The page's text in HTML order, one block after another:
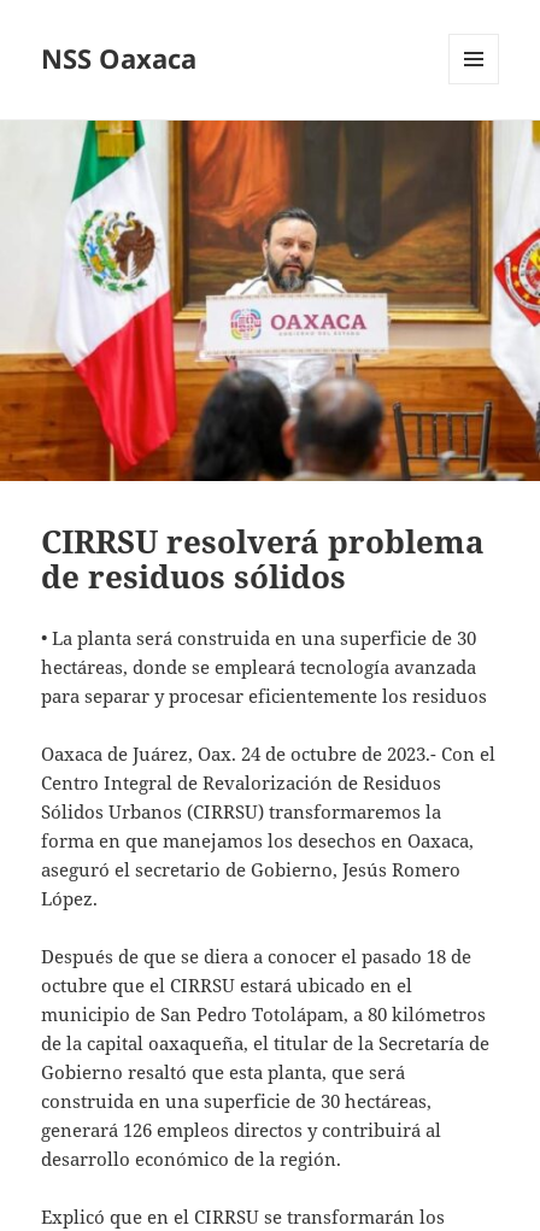
NSS Oaxaca
CIRRSU resolverá problema
de residuos sólidos
• La planta será construida en una superficie de 30
hectáreas, donde se empleará tecnología avanzada
para separar y procesar eficientemente los residuos
Oaxaca de Juárez, Oax. 24 de octubre de 2023.- Con el
Centro Integral de Revalorización de Residuos
Sólidos Urbanos (CIRRSU) transformaremos la
forma en que manejamos los desechos en Oaxaca,
aseguró el secretario de Gobierno, Jesús Romero
López.
Después de que se diera a conocer el pasado 18 de
octubre que el CIRRSU estará ubicado en el
municipio de San Pedro Totolápam, a 80 kilómetros
de la capital oaxaqueña, el titular de la Secretaría de
Gobierno resaltó que esta planta, que será
construida en una superficie de 30 hectáreas,
generará 126 empleos directos y contribuirá al
desarrollo económico de la región.
Explicó que en el CIRRSU se transformarán los